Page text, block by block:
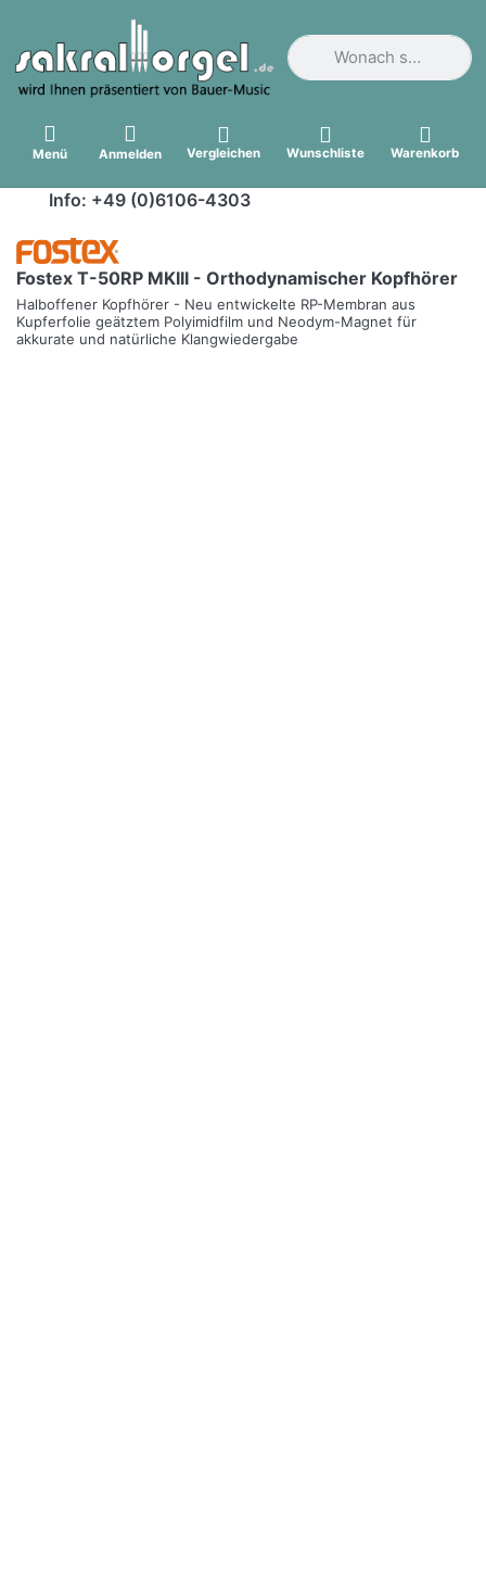
Geben Sie einen
Menü Anmelden Vergleichen Wunschliste Warenkorb
Info: +49 (0)6106-4303
Fostex T-50RP MKIII - Orthodynamischer Kopfhörer
Halboffener Kopfhörer - Neu entwickelte RP-Membran aus
Kupferfolie geätztem Polyimidfilm und Neodym-Magnet für
akkurate und natürliche Klangwiedergabe